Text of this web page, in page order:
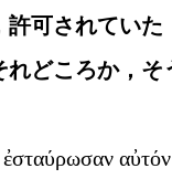
可されてい
れどころか，